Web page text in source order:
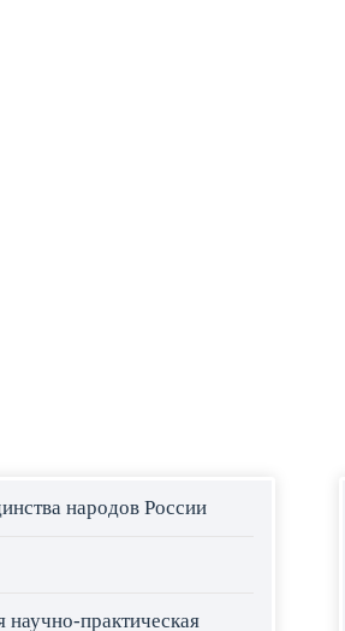
народов России
научно-практическая